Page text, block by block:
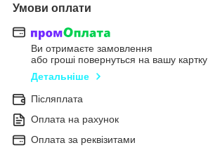
Умови оплати
Ви отримаєте замовлення
або гроші повернуться на вашу картку
Детальніше
Післяплата
Оплата на рахунок
Оплата за реквізитами